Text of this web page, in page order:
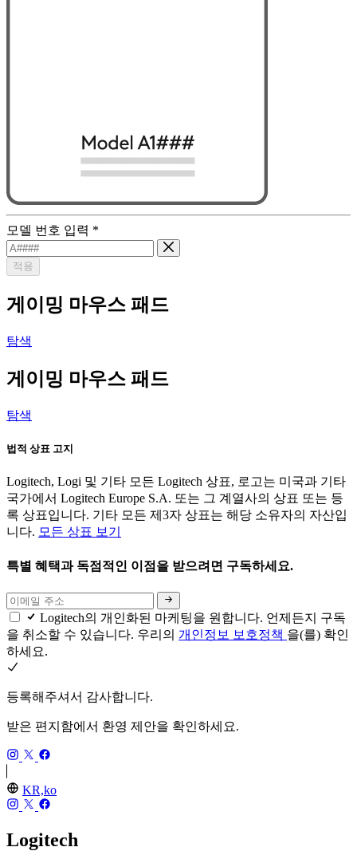
모델 번호 입력 *
적용
게이밍 마우스 패드
탐색
게이밍 마우스 패드
탐색
법적 상표 고지
Logitech, Logi 및 기타 모든 Logitech 상표, 로고는 미국과 기타
국가에서 Logitech Europe S.A. 또는 그 계열사의 상표 또는 등
록 상표입니다. 기타 모든 제3자 상표는 해당 소유자의 자산입
니다. 모든 상표 보기
특별 혜택과 독점적인 이점을 받으려면 구독하세요.
Logitech의 개인화된 마케팅을 원합니다. 언제든지 구독
을 취소할 수 있습니다. 우리의 개인정보 보호정책 을(를) 확인
하세요.
등록해주셔서 감사합니다.
받은 편지함에서 환영 제안을 확인하세요.
KR,ko
Logitech